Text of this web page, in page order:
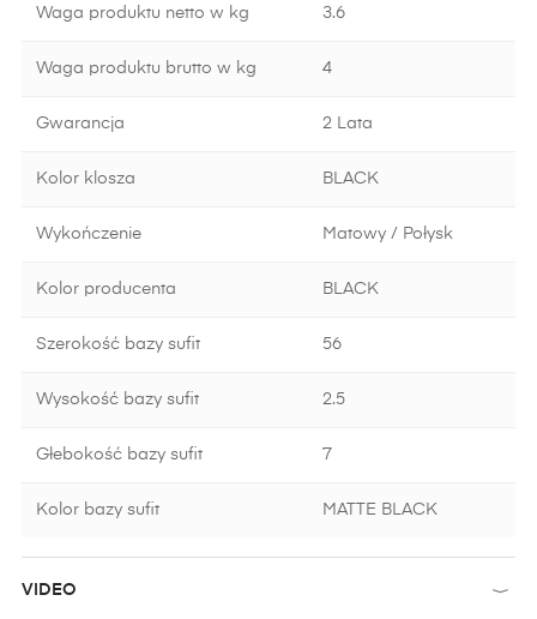
Waga produktu netto w kg 3.6
Waga produktu brutto w kg 4
Gwarancja 2 Lata
Kolor klosza BLACK
Wykończenie Matowy / Połysk
Kolor producenta BLACK
Szerokość bazy sufit 56
Wysokość bazy sufit 2.5
Głebokość bazy sufit 7
Kolor bazy sufit MATTE BLACK
VIDEO